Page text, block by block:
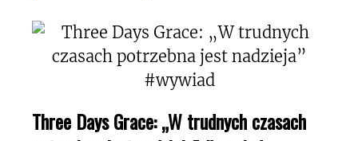
Three Days Grace: „W trudnych czasach